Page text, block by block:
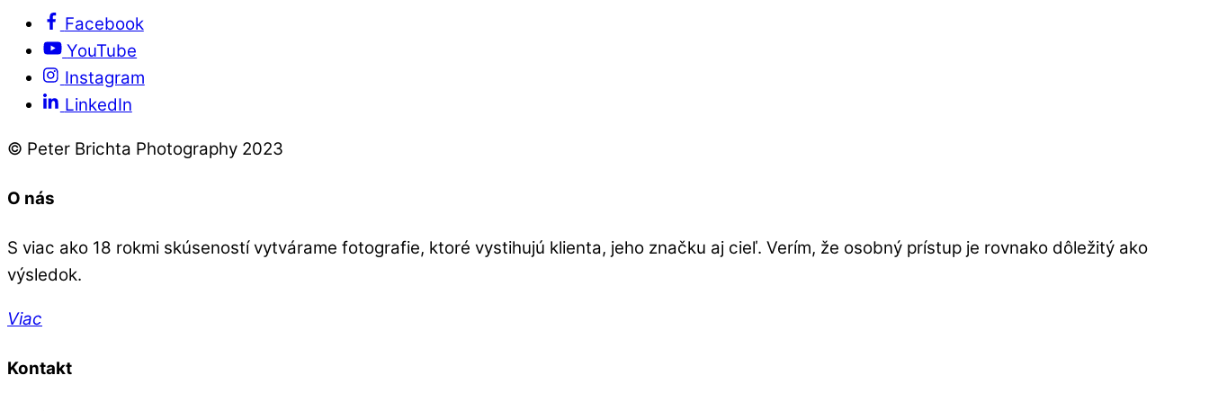
Facebook
YouTube
Instagram
LinkedIn
© Peter Brichta Photography 2023
O nás
S viac ako 18 rokmi skúseností vytvárame fotografie, ktoré vystihujú klienta, jeho značku aj cieľ. Verím, že osobný prístup je rovnako dôležitý ako
výsledok.
Viac
Kontakt